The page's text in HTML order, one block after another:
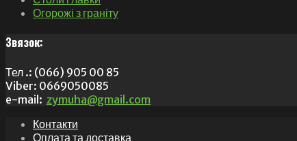
Огорожі з граніту
Звязок:
Тел .: (066) 905 00 85
Viber: 0669050085
e-mail: zymuha@gmail.com
Контакти
Оплата та доставка